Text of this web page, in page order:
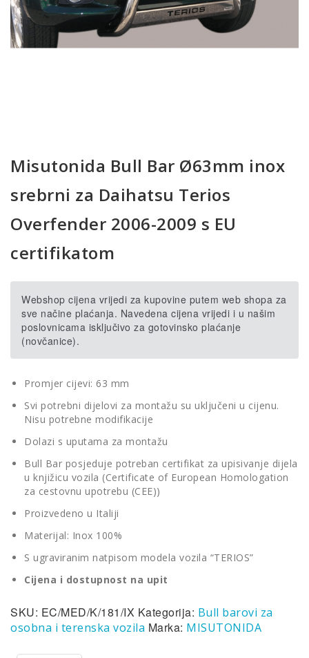
Misutonida Bull Bar Ø63mm inox
srebrni za Daihatsu Terios
Overfender 2006-2009 s EU
certifikatom
Webshop cijena vrijedi za kupovine putem web shopa za
sve načine plaćanja. Navedena cijena vrijedi i u našim
poslovnicama isključivo za gotovinsko plaćanje
(novčanice).
Promjer cijevi: 63 mm
Svi potrebni dijelovi za montažu su uključeni u cijenu.
Nisu potrebne modifikacije
Dolazi s uputama za montažu
Bull Bar posjeduje potreban certifikat za upisivanje dijela
u knjižicu vozila (Certificate of European Homologation
za cestovnu upotrebu (CEE))
Proizvedeno u Italiji
Materijal: Inox 100%
S ugraviranim natpisom modela vozila “TERIOS”
Cijena i dostupnost na upit
SKU: EC/MED/K/181/IX Kategorija: Bull barovi za
osobna i terenska vozila Marka: MISUTONIDA